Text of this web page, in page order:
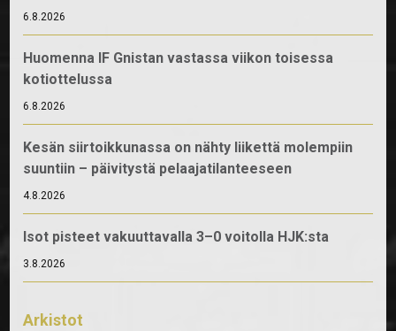
6.8.2026
Huomenna IF Gnistan vastassa viikon toisessa
kotiottelussa
6.8.2026
Kesän siirtoikkunassa on nähty liikettä molempiin
suuntiin – päivitystä pelaajatilanteeseen
4.8.2026
Isot pisteet vakuuttavalla 3–0 voitolla HJK:sta
3.8.2026
Arkistot